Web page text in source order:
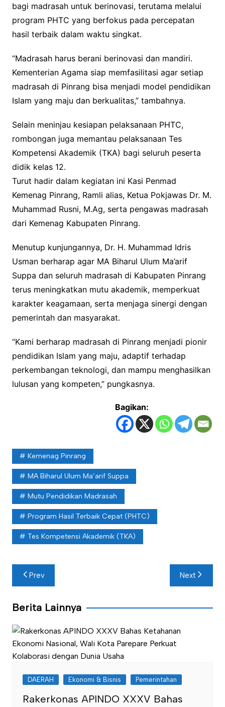
bagi madrasah untuk berinovasi, terutama melalui
program PHTC yang berfokus pada percepatan
hasil terbaik dalam waktu singkat.
“Madrasah harus berani berinovasi dan mandiri.
Kementerian Agama siap memfasilitasi agar setiap
madrasah di Pinrang bisa menjadi model pendidikan
Islam yang maju dan berkualitas,” tambahnya.
Selain meninjau kesiapan pelaksanaan PHTC,
rombongan juga memantau pelaksanaan Tes
Kompetensi Akademik (TKA) bagi seluruh peserta
didik kelas 12.
Turut hadir dalam kegiatan ini Kasi Penmad
Kemenag Pinrang, Ramli alias, Ketua Pokjawas Dr. M.
Muhammad Rusni, M.Ag, serta pengawas madrasah
dari Kemenag Kabupaten Pinrang.
Menutup kunjungannya, Dr. H. Muhammad Idris
Usman berharap agar MA Biharul Ulum Ma’arif
Suppa dan seluruh madrasah di Kabupaten Pinrang
terus meningkatkan mutu akademik, memperkuat
karakter keagamaan, serta menjaga sinergi dengan
pemerintah dan masyarakat.
“Kami berharap madrasah di Pinrang menjadi pionir
pendidikan Islam yang maju, adaptif terhadap
perkembangan teknologi, dan mampu menghasilkan
lulusan yang kompeten,” pungkasnya.
Bagikan:
Kemenag Pinrang
MA Biharul Ulum Ma’arif Suppa
Mutu Pendidikan Madrasah
Program Hasil Terbaik Cepat (PHTC)
Tes Kompetensi Akademik (TKA)
Navigasi
pos
Prev Next
Berita Lainnya
DAERAH Ekonomi & Bisnis Pemerintahan
Rakerkonas APINDO XXXV Bahas